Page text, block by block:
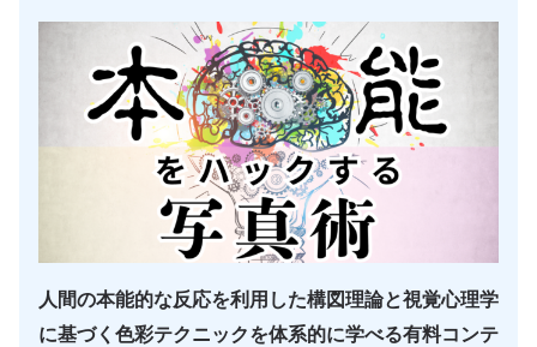
人間の本能的な反応を利用した構図理論と視覚心理学
に基づく色彩テクニックを体系的に学べる有料コンテ